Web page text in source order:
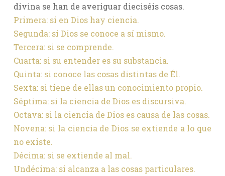
divina se han de averiguar dieciséis cosas.
Primera: si en Dios hay ciencia.
Segunda: si Dios se conoce a sí mismo.
Tercera: si se comprende.
Cuarta: si su entender es su substancia.
Quinta: si conoce las cosas distintas de Él.
Sexta: si tiene de ellas un conocimiento propio.
Séptima: si la ciencia de Dios es discursiva.
Octava: si la ciencia de Dios es causa de las cosas.
Novena: si la ciencia de Dios se extiende a lo que
no existe.
Décima: si se extiende al mal.
Undécima: si alcanza a las cosas particulares.